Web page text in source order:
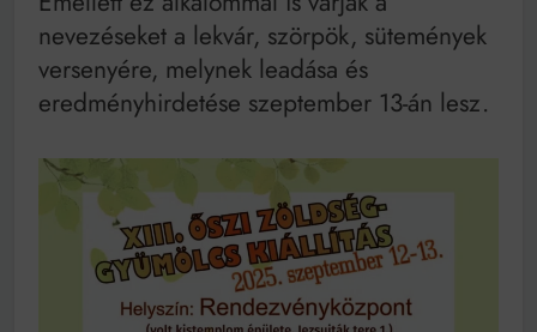
nevezéseket a lekvár, szörpök, sütemények
versenyére, melynek leadása és
eredményhirdetése szeptember 13-án lesz.